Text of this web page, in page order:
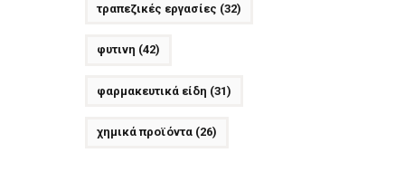
τραπεζικές εργασίες (32)
φυτινη (42)
φαρμακευτικά είδη (31)
χημικά προϊόντα(26)